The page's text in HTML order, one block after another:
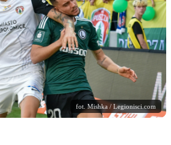
fot. Mishka / Legionisci.com